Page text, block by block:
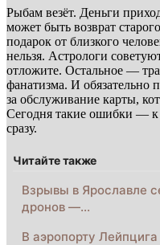
Рыбам везёт. Деньги
может быть возврат
подарок от близкого
нельзя. Астрологи
отложите. Остальное —
фанатизма. И обязательно
за обслуживание карты,
Сегодня такие ошибки — к
сразу.
Читайте также
Взрывы в Ярославле
дронов —…
В аэропорту